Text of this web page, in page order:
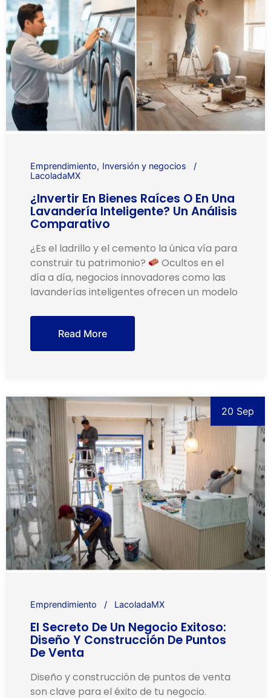
Emprendimiento
Inversión y negocios
LacoladaMX
¿Invertir En Bienes Raíces O En Una
Lavandería Inteligente? Un Análisis
Comparativo
¿Es el ladrillo y el cemento la única vía para
construir tu patrimonio?
Ocultos en el
día a día, negocios innovadores como las
lavanderías inteligentes ofrecen un modelo
Read More
20 Sep
Emprendimiento LacoladaMX
El Secreto De Un Negocio Exitoso:
Diseño Y Construcción De Puntos
De Venta
Diseño y construcción de puntos de venta
son clave para el éxito de tu negocio.